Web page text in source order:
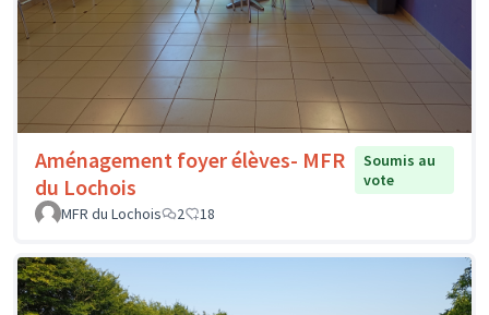
Aménagement foyer élèves- MFR
du Lochois
Soumis au
vote
MFR du Lochois
2 18